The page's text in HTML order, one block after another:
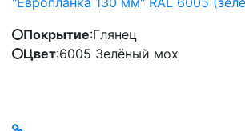
Покрытие:Глянец
Цвет:6005 Зелёный мох